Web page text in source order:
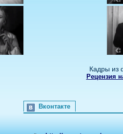
Кадры из
Рецензия
Вконтакте